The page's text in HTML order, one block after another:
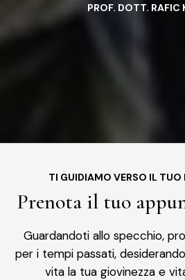
PROF. DOTT. RAFIC
TI GUIDIAMO VERSO IL TUO
Prenota il tuo
Guardandoti allo specchio,
per i tempi passati,
vita la tua giovinezza e